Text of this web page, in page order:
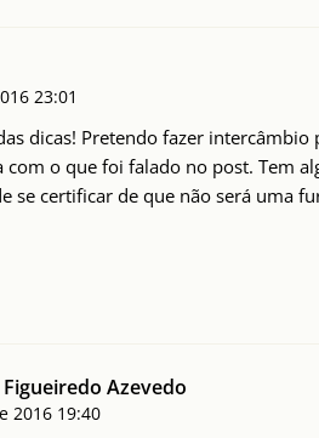
23:01
dicas! Pretendo fazer intercâmbio
com o que foi falado no post. Tem
se certificar de que não será uma
Azevedo
2016 19:40